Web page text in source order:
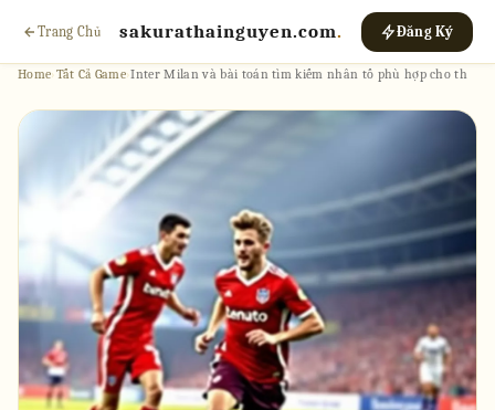
Trang Chủ sakurathainguyen.com. Đăng Ký
Home›Tất Cả Game›Inter Milan và bài toán tìm kiếm nhân tố phù hợp cho th